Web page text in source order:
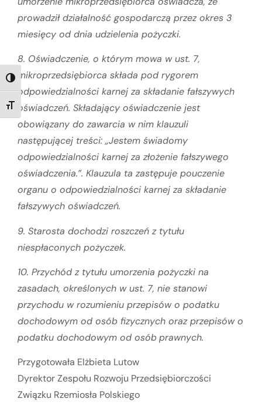
TOGGLE HIGH CONTRAST
TOGGLE FONT SIZE
prowadził działalność gospodarczą przez okres 3
miesięcy od dnia udzielenia pożyczki.
8. Oświadczenie, o którym mowa w ust. 7,
mikroprzedsiębiorca składa pod rygorem
odpowiedzialności karnej za składanie fałszywych
oświadczeń. Składający oświadczenie jest
obowiązany do zawarcia w nim klauzuli
następującej treści: „Jestem świadomy
odpowiedzialności karnej za złożenie fałszywego
oświadczenia.”. Klauzula ta zastępuje pouczenie
organu o odpowiedzialności karnej za składanie
fałszywych oświadczeń.
9. Starosta dochodzi roszczeń z tytułu
niespłaconych pożyczek.
10. Przychód z tytułu umorzenia pożyczki na
zasadach, określonych w ust. 7, nie stanowi
przychodu w rozumieniu przepisów o podatku
dochodowym od osób fizycznych oraz przepisów o
podatku dochodowym od osóbprawnych.
Przygotowała Elżbieta Lutow
Dyrektor Zespołu Rozwoju Przedsiębiorczości
Związku Rzemiosła Polskiego